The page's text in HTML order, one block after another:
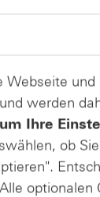
Webseite
werden
Ihre
ob
optionalen